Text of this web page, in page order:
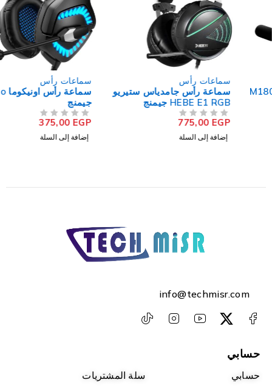
سماعات رأس
سماعة رأس جامدياس ستيريو
HEBE E1 RGB جيمنج
775,00
إضافة إلى السلة
سماعات رأس
سماعة رأس اونيكوما K1B Pro
375,00
إضافة إلى السلة
info@techmisr.com
حسابي
حسابي سلة المشتريات